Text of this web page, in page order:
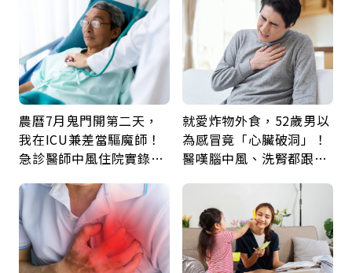
鍵
農曆7月鬼門開第二天，
我在ICU兼差當驅魔師！
急診醫師中風住院實錄：
就愛炸物外食，52歲男以
為感冒竟「心臟破洞」！
醫嘆腦中風、洗腎都跟它